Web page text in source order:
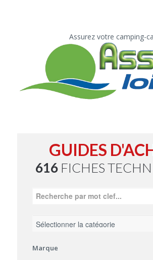
Assurez votre camping-
GUIDES
616 FICHES
Marque